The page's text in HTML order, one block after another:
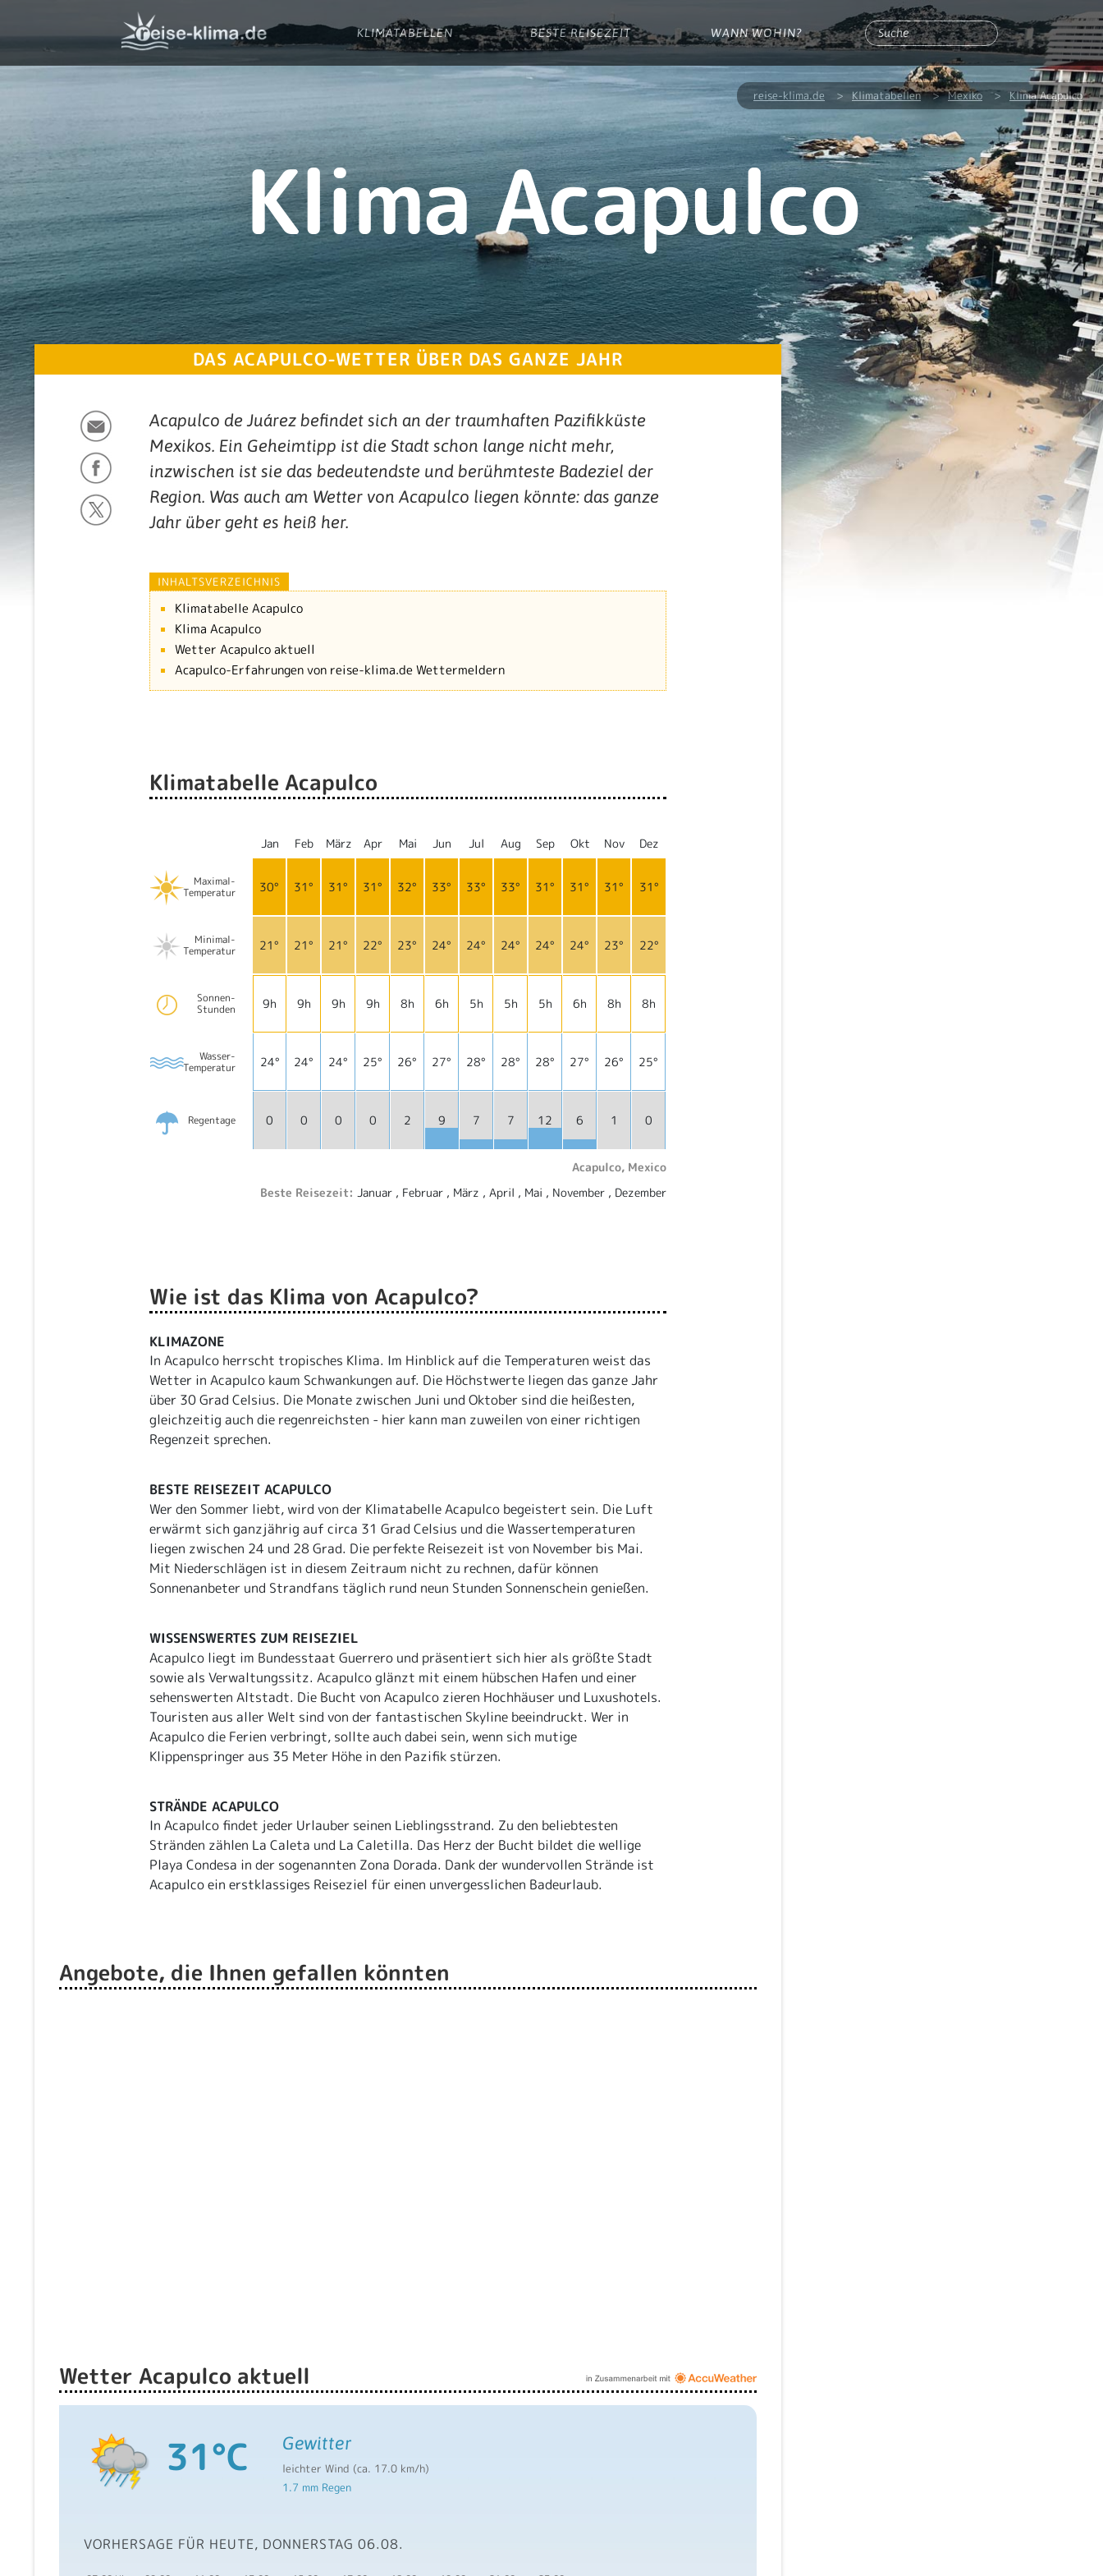
KLIMATABELLEN BESTE REISEZEIT WANN WOHIN?
Klima Acapulco
reise-klima.de > Klimatabellen > Mexiko > Klima Acapulco
DAS ACAPULCO-WETTER ÜBER DAS GANZE JAHR
Acapulco de Juárez befindet sich an der traumhaften Pazifikküste
Mexikos. Ein Geheimtipp ist die Stadt schon lange nicht mehr,
inzwischen ist sie das bedeutendste und berühmteste Badeziel der
Region. Was auch am Wetter von Acapulco liegen könnte: das ganze
Jahr über geht es heiß her.
INHALTSVERZEICHNIS
Klimatabelle Acapulco
Klima Acapulco
Wetter Acapulco aktuell
Acapulco-Erfahrungen von reise-klima.de Wettermeldern
Klimatabelle Acapulco
Jan Feb März Apr Mai Jun Jul Aug Sep Okt Nov Dez
Maximal-
Temperatur
30° 31° 31° 31° 32° 33° 33° 33° 31° 31° 31° 31°
Minimal-
Temperatur
21° 21° 21° 22° 23° 24° 24° 24° 24° 24° 23° 22°
Sonnen-
Stunden
9h 9h 9h 9h 8h 6h 5h 5h 5h 6h 8h 8h
Wasser-
Temperatur
24° 24° 24° 25° 26° 27° 28° 28° 28° 27° 26° 25°
Regentage 0 0 0 0 2 9 7 7 12 6 1 0
Acapulco, Mexico
Beste Reisezeit: Januar , Februar , März , April , Mai , November , Dezember
Wie ist das Klima von Acapulco?
KLIMAZONE
In Acapulco herrscht tropisches Klima. Im Hinblick auf die Temperaturen weist das
Wetter in Acapulco kaum Schwankungen auf. Die Höchstwerte liegen das ganze Jahr
über 30 Grad Celsius. Die Monate zwischen Juni und Oktober sind die heißesten,
gleichzeitig auch die regenreichsten - hier kann man zuweilen von einer richtigen
Regenzeit sprechen.
BESTE REISEZEIT ACAPULCO
Wer den Sommer liebt, wird von der Klimatabelle Acapulco begeistert sein. Die Luft
erwärmt sich ganzjährig auf circa 31 Grad Celsius und die Wassertemperaturen
liegen zwischen 24 und 28 Grad. Die perfekte Reisezeit ist von November bis Mai.
Mit Niederschlägen ist in diesem Zeitraum nicht zu rechnen, dafür können
Sonnenanbeter und Strandfans täglich rund neun Stunden Sonnenschein genießen.
WISSENSWERTES ZUM REISEZIEL
Acapulco liegt im Bundesstaat Guerrero und präsentiert sich hier als größte Stadt
sowie als Verwaltungssitz. Acapulco glänzt mit einem hübschen Hafen und einer
sehenswerten Altstadt. Die Bucht von Acapulco zieren Hochhäuser und Luxushotels.
Touristen aus aller Welt sind von der fantastischen Skyline beeindruckt. Wer in
Acapulco die Ferien verbringt, sollte auch dabei sein, wenn sich mutige
Klippenspringer aus 35 Meter Höhe in den Pazifik stürzen.
STRÄNDE ACAPULCO
In Acapulco findet jeder Urlauber seinen Lieblingsstrand. Zu den beliebtesten
Stränden zählen La Caleta und La Caletilla. Das Herz der Bucht bildet die wellige
Playa Condesa in der sogenannten Zona Dorada. Dank der wundervollen Strände ist
Acapulco ein erstklassiges Reiseziel für einen unvergesslichen Badeurlaub.
Angebote, die Ihnen gefallen könnten
Wetter Acapulco aktuell
31°C Gewitter
leichter Wind (ca. 17.0 km/h)
1.7 mm Regen
VORHERSAGE FÜR HEUTE, DONNERSTAG 06.08.